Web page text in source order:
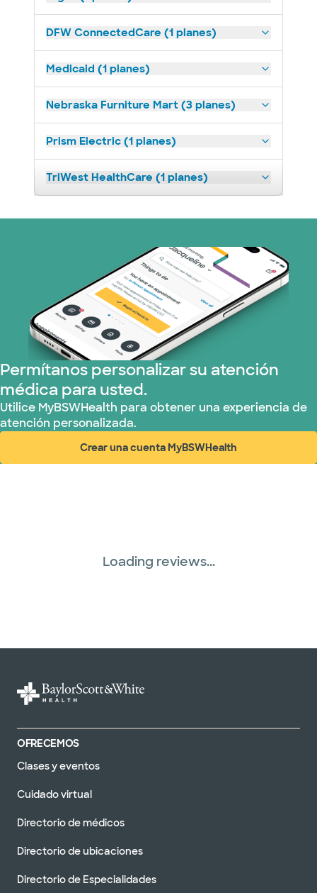
DFW ConnectedCare (1 planes)
Medicaid (1 planes)
Nebraska Furniture Mart (3 planes)
Prism Electric (1 planes)
TriWest HealthCare (1 planes)
Permítanos personalizar su atención
médica para usted.
Utilice MyBSWHealth para obtener una experiencia de
atención personalizada.
Crear una cuenta MyBSWHealth
(abre en ventana nueva)
Loading reviews...
OFRECEMOS
Clases y eventos
Cuidado virtual
Directorio de médicos
Directorio de ubicaciones
Directorio de Especialidades